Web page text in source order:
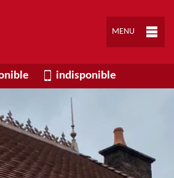
MENU
indisponible